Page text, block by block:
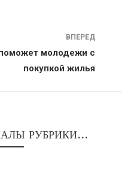
ВПЕРЕД
молодежи с
покупкой жилья
РУБРИКИ...